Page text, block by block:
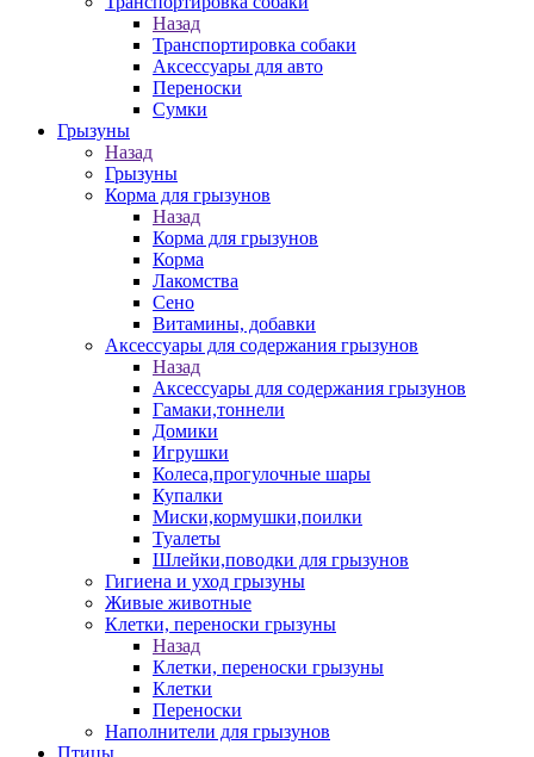
Назад
Транспортировка собаки
Аксессуары для авто
Переноски
Сумки
Грызуны
Назад
Грызуны
Корма для грызунов
Назад
Корма для грызунов
Корма
Лакомства
Сено
Витамины, добавки
Аксессуары для содержания грызунов
Назад
Аксессуары для содержания грызунов
Гамаки,тоннели
Домики
Игрушки
Колеса,прогулочные шары
Купалки
Миски,кормушки,поилки
Туалеты
Шлейки,поводки для грызунов
Гигиена и уход грызуны
Живые животные
Клетки, переноски грызуны
Назад
Клетки, переноски грызуны
Клетки
Переноски
Наполнители для грызунов
Птицы